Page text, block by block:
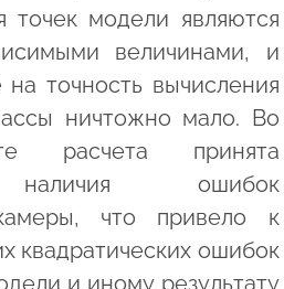
модели являются
величинами, и
точность вычисления
ничтожно мало. Во
расчета принята
наличия ошибок
что привело к
квадратических ошибок
и иному результату